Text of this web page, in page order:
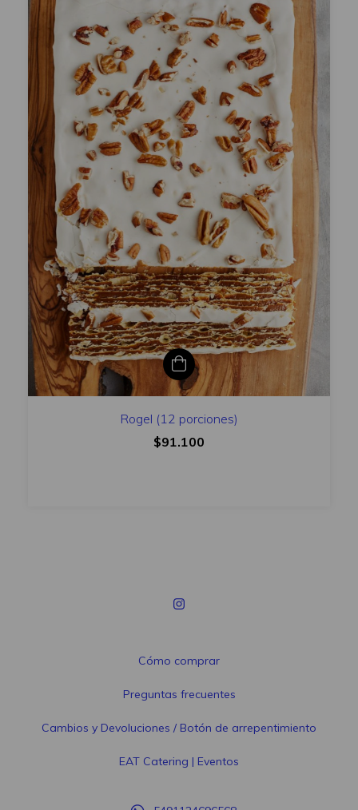
Rogel (12 porciones)
$91.100
Cómo comprar
Preguntas frecuentes
Cambios y Devoluciones / Botón de arrepentimiento
EAT Catering | Eventos